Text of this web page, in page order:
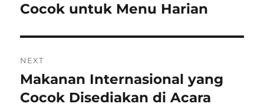
post:
Cocok untuk Menu Harian
NEXT
Next
post:
Makanan Internasional yang
Cocok Disediakan di Acara